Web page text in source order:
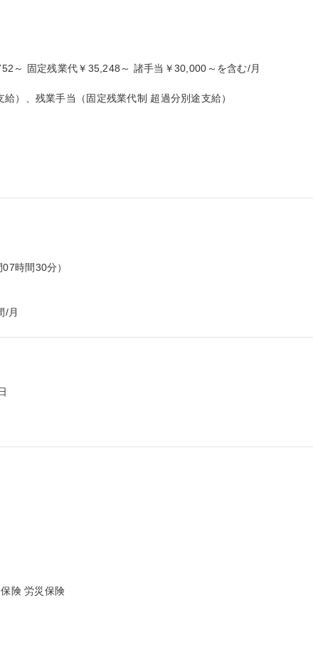
～ 固定残業代￥35,248～ 諸手当￥30,000～を含む/月
）、残業手当（固定残業代制 超過分別途支給）
時間30分）
/月
険 労災保険